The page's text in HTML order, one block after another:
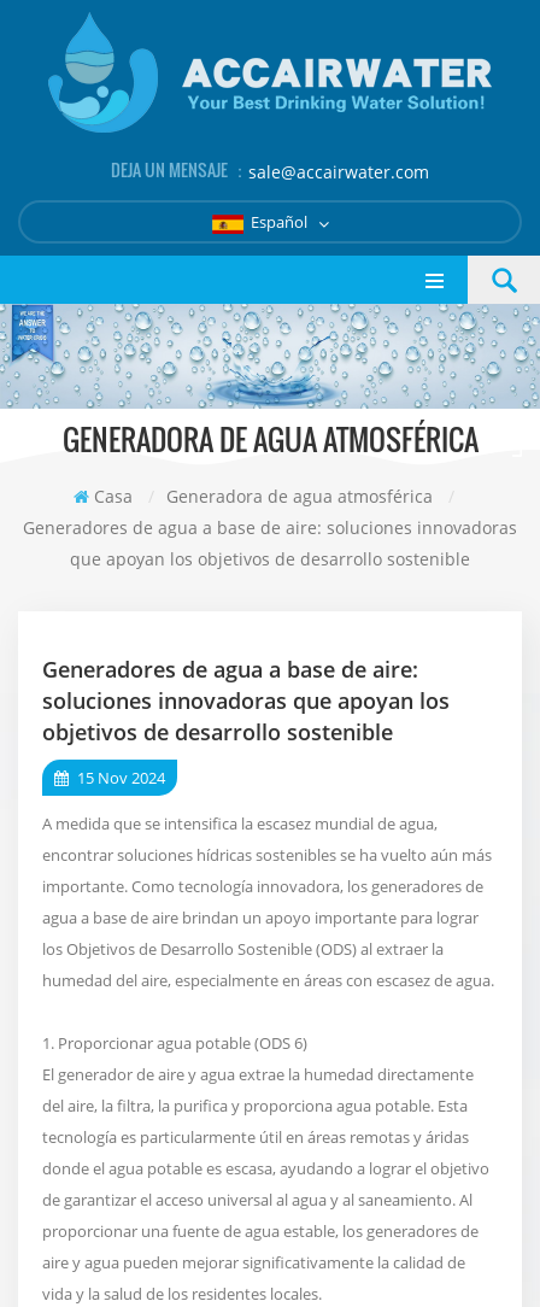
DEJA UN MENSAJE ： sale@accairwater.com
Español
GENERADORA DE AGUA ATMOSFÉRICA
Casa / Generadora de agua atmosférica
/
Generadores de agua a base de aire: soluciones innovadoras
que apoyan los objetivos de desarrollo sostenible
Generadores de agua a base de aire:
soluciones innovadoras que apoyan los
objetivos de desarrollo sostenible
15 Nov 2024
A medida que se intensifica la escasez mundial de agua,
encontrar soluciones hídricas sostenibles se ha vuelto aún más
importante. Como tecnología innovadora, los generadores de
agua a base de aire brindan un apoyo importante para lograr
los Objetivos de Desarrollo Sostenible (ODS) al extraer la
humedad del aire, especialmente en áreas con escasez de agua.
1. Proporcionar agua potable (ODS 6)
El generador de aire y agua extrae la humedad directamente
del aire, la filtra, la purifica y proporciona agua potable. Esta
tecnología es particularmente útil en áreas remotas y áridas
donde el agua potable es escasa, ayudando a lograr el objetivo
de garantizar el acceso universal al agua y al saneamiento. Al
proporcionar una fuente de agua estable, los generadores de
aire y agua pueden mejorar significativamente la calidad de
vida y la salud de los residentes locales.